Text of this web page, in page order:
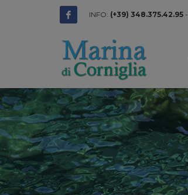
INFO: (+39) 348.375.42.95 -